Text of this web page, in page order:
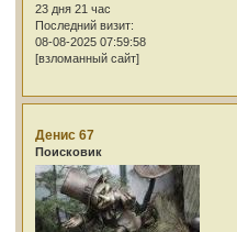
23 дня 21 час
Последний визит:
08-08-2025 07:59:58
[взломанный сайт]
Денис 67
Поисковик